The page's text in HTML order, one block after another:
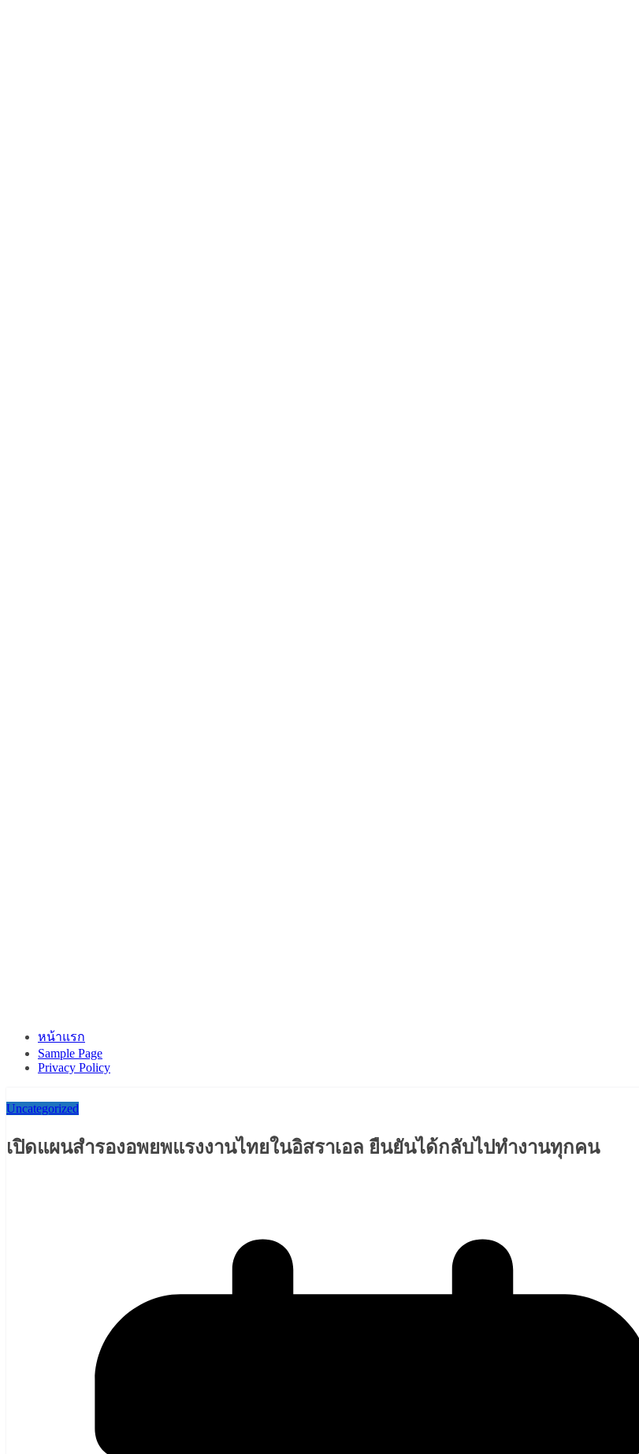
หน้าแรก
Sample Page
Privacy Policy
Uncategorized
เปิดแผนสำรองอพยพแรงงานไทยในอิสราเอล ยืนยันได้กลับไปทำงานทุกคน